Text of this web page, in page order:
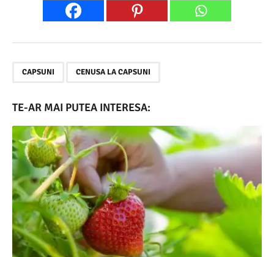
CAPSUNI CENUSA LA CAPSUNI
TE-AR MAI PUTEA INTERESA: